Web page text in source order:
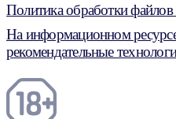
Политика обработки
На информационном
рекомендательные